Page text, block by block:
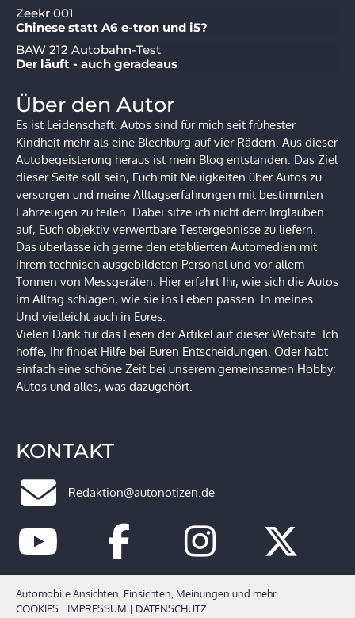
Zeekr 001
Chinese statt A6 e-tron und i5?
BAW 212 Autobahn-Test
Der läuft - auch geradeaus
Über den Autor
Es ist Leidenschaft. Autos sind für mich seit frühester
Kindheit mehr als eine Blechburg auf vier Rädern. Aus dieser
Autobegeisterung heraus ist mein Blog entstanden. Das Ziel
dieser Seite soll sein, Euch mit Neuigkeiten über Autos zu
versorgen und meine Alltagserfahrungen mit bestimmten
Fahrzeugen zu teilen. Dabei sitze ich nicht dem Irrglauben
auf, Euch objektiv verwertbare Testergebnisse zu liefern.
Das überlasse ich gerne den etablierten Automedien mit
ihrem technisch ausgebildeten Personal und vor allem
Tonnen von Messgeräten. Hier erfahrt Ihr, wie sich die Autos
im Alltag schlagen, wie sie ins Leben passen. In meines.
Und vielleicht auch in Eures.
Vielen Dank für das Lesen der Artikel auf dieser Website. Ich
hoffe, Ihr findet Hilfe bei Euren Entscheidungen. Oder habt
einfach eine schöne Zeit bei unserem gemeinsamen Hobby:
Autos und alles, was dazugehört.
KONTAKT
Redaktion@autonotizen.de
Automobile Ansichten, Einsichten, Meinungen und mehr ...
COOKIES | IMPRESSUM | DATENSCHUTZ